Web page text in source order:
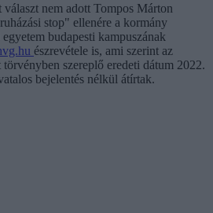
nem adott Tompos Márton
stop" ellenére a kormány
budapesti kampuszának
észrevétele is, ami szerint az
szereplő eredeti dátum 2022.
bejelentés nélkül átírtak.